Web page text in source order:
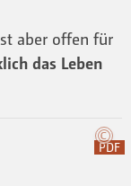
aber offen für
das Leben
PDF